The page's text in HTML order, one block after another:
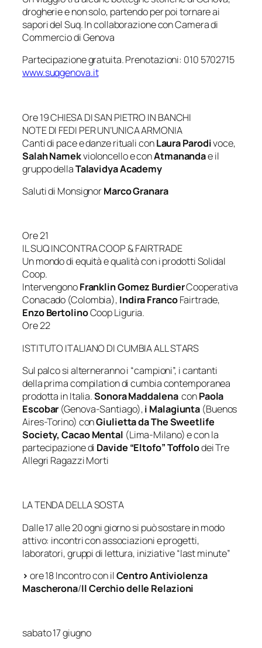
drogherie e non solo, partendo per poi tornare ai
sapori del Suq. In collaborazione con Camera di
Commercio di Genova
Partecipazione gratuita. Prenotazioni: 010 5702715
www.suqgenova.it
Ore 19 CHIESA DI SAN PIETRO IN BANCHI
NOTE DI FEDI PER UN’UNICA ARMONIA
Canti di pace e danze rituali conLaura Parodivoce,
SalahNamekvioloncello e conAtmanandae il
gruppo dellaTalavidya Academy
Saluti di MonsignorMarco Granara
Ore 21
IL SUQ INCONTRA COOP & FAIRTRADE
Un mondo di equità e qualità con i prodotti Solidal
Coop.
IntervengonoFranklin Gomez BurdierCooperativa
Conacado (Colombia), Indira FrancoFairtrade,
Enzo BertolinoCoop Liguria.
Ore 22
ISTITUTO ITALIANO DI CUMBIA ALL STARS
Sul palco si alterneranno i “campioni”, i cantanti
della prima compilation di cumbia contemporanea
prodotta in Italia.Sonora MaddalenaconPaola
Escobar (Genova-Santiago),i Malagiunta (Buenos
Aires-Torino) conGiulietta da The Sweetlife
Society, Cacao Mental (Lima-Milano) e con la
partecipazione di Davide “Eltofo” Toffolodei Tre
Allegri Ragazzi Morti
LA TENDA DELLA SOSTA
Dalle 17 alle 20 ogni giorno si può sostare in modo
attivo: incontri con associazioni e progetti,
laboratori, gruppi di lettura, iniziative “last minute”
> ore 18 Incontro con ilCentro Antiviolenza
Mascherona/Il Cerchio delle Relazioni
sabato 17 giugno